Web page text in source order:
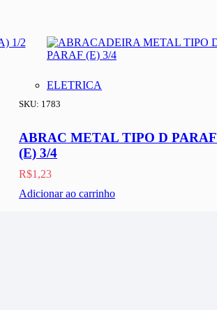
ELETRICA
SKU: 1783
ABRAC METAL TIPO D PARAF
(E) 3/4
R$1,23
Adicionar ao carrinho